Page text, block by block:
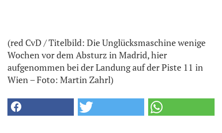
(red CvD / Titelbild: Die Unglücksmaschine wenige
Wochen vor dem Absturz in Madrid, hier
aufgenommen bei der Landung auf der Piste 11 in
Wien – Foto: Martin Zahrl)